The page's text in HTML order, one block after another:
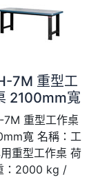
7M 重型工
2100mm寬
7M 重型工作桌
寬 名稱：工
重型工作桌 荷
：2000 kg /